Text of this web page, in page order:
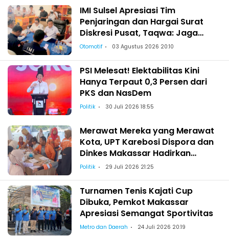
IMI Sulsel Apresiasi Tim
Penjaringan dan Hargai Surat
Diskresi Pusat, Taqwa: Jaga
Kekeluargaan-Kebersamaan
Otomotif 03 Agustus 2026 20:10
PSI Melesat! Elektabilitas Kini
Hanya Terpaut 0,3 Persen dari
PKS dan NasDem
Politik 30 Juli 2026 18:55
Merawat Mereka yang Merawat
Kota, UPT Karebosi Dispora dan
Dinkes Makassar Hadirkan
Pemeriksaan Kesehatan bagi
Politik 29 Juli 2026 21:25
Turnamen Tenis Kajati Cup
Dibuka, Pemkot Makassar
Apresiasi Semangat Sportivitas
Metro dan Daerah 24 Juli 2026 20:19